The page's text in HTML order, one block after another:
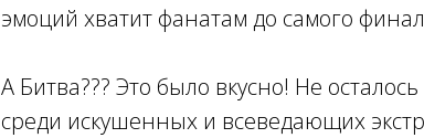
эмоций хватит фанатам до самого
А Битва??? Это было вкусно! Не
среди искушенных и всеведающих